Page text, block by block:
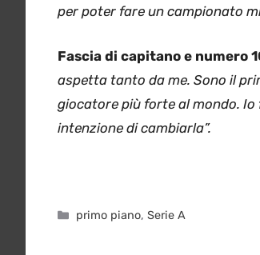
per poter fare un campionato
Fascia di capitano e numero
aspetta tanto da me. Sono il
giocatore più forte al mondo. Io
intenzione di cambiarla”.
Categorie
primo piano,Serie A